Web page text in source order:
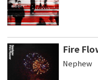
Fire
Nephew